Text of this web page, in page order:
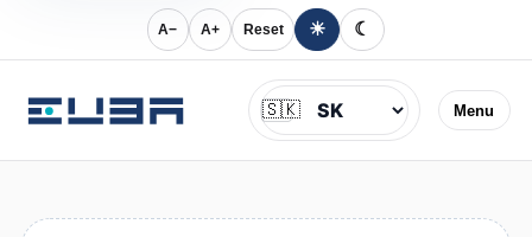
A− A+ Reset ☀ ☾
Menu
Jazyk
🇸🇰